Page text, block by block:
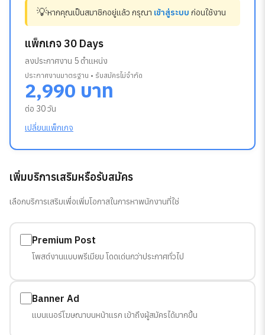
💡หากคุณเป็นสมาชิกอยู่แล้ว กรุณา เข้าสู่ระบบ ก่อนใช้งาน
แพ็กเกจ 30 Days
ลงประกาศงาน 5 ตำแหน่ง
ประกาศงานมาตรฐาน • รับสมัครไม่จำกัด
2,990 บาท
ต่อ 30 วัน
เปลี่ยนแพ็กเกจ
เพิ่มบริการเสริมหรือรับสมัคร
เลือกบริการเสริมเพื่อเพิ่มโอกาสในการหาพนักงานที่ใช่
Premium Post
โพสต์งานแบบพรีเมียม โดดเด่นกว่าประกาศทั่วไป
Banner Ad
แบนเนอร์โฆษณาบนหน้าแรก เข้าถึงผู้สมัครได้มากขึ้น